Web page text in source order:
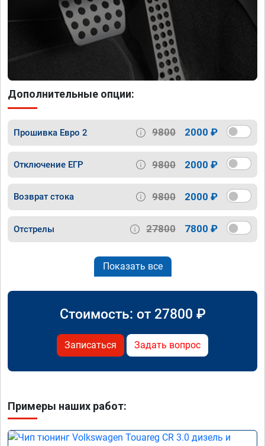
Дополнительные опции:
Прошивка Евро 2 9800 2000 ₽
Отключение ЕГР 9800 2000 ₽
Возврат стока 9800 2000 ₽
Отстрелы 27800 7800 ₽
Показать все
Стоимость: от 27800 ₽
Записаться Задать вопрос
Примеры наших работ: